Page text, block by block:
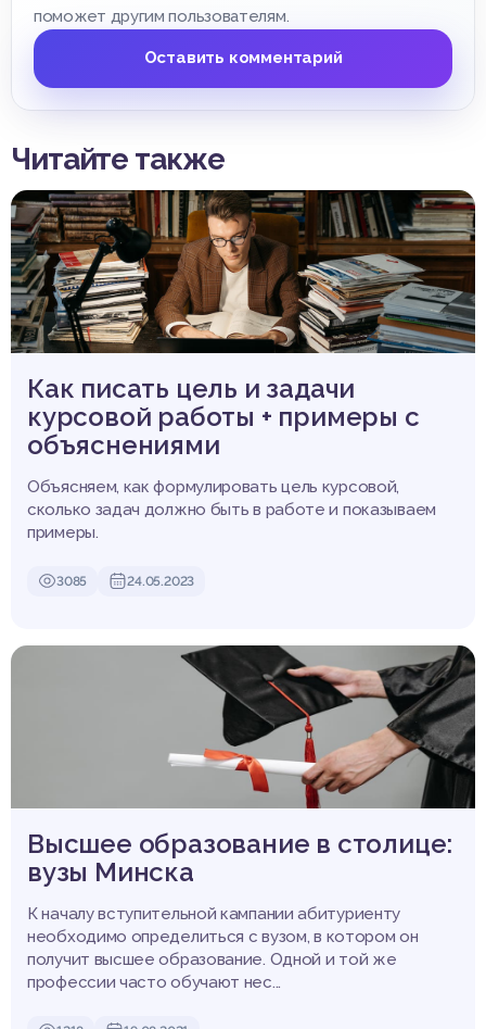
поможет другим пользователям.
Оставить комментарий
Читайте также
Как писать цель и задачи
курсовой работы + примеры с
объяснениями
Объясняем, как формулировать цель курсовой,
сколько задач должно быть в работе и показываем
примеры.
3085 24.05.2023
Высшее образование в столице:
вузы Минска
К началу вступительной кампании абитуриенту
необходимо определиться с вузом, в котором он
получит высшее образование. Одной и той же
профессии часто обучают нес...